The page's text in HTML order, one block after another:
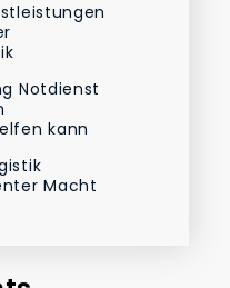
Notdienst
kann
Macht